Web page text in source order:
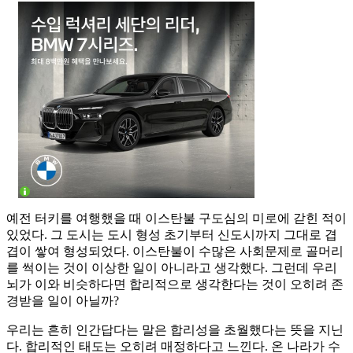
예전 터키를 여행했을 때 이스탄불 구도심의 미로에 갇힌 적이
있었다. 그 도시는 도시 형성 초기부터 신도시까지 그대로 겹
겹이 쌓여 형성되었다. 이스탄불이 수많은 사회문제로 골머리
를 썩이는 것이 이상한 일이 아니라고 생각했다. 그런데 우리
뇌가 이와 비슷하다면 합리적으로 생각한다는 것이 오히려 존
경받을 일이 아닐까?
우리는 흔히 인간답다는 말은 합리성을 초월했다는 뜻을 지닌
다. 합리적인 태도는 오히려 매정하다고 느낀다. 온 나라가 수